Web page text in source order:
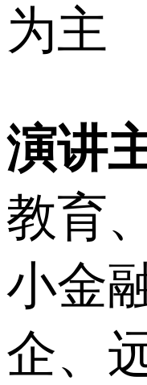
为主
演讲
教育
小金
企、